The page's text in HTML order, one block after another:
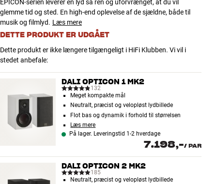
TILBUD
Find Butik
Kundeservice
Log ind
EPICON-serien leverer en lyd så ren og uforvrænget, at du vil
glemme tid og sted. En high-end oplevelse af de sjældne, både til
musik og filmlyd. Læs mere
DETTE PRODUKT ER UDGÅET
Dette produkt er ikke længere tilgængeligt i HiFi Klubben. Vi vil i
stedet anbefale:
DALI OPTICON 1 MK2
132
Meget kompakte mål
Neutralt, præcist og velopløst lydbillede
Flot bas og dynamik i forhold til størrelsen
Læs mere
På lager. Leveringstid 1-2 hverdage
7.198,-/ PAR
DALI OPTICON 2 MK2
185
Neutralt, præcist og velopløst lydbillede